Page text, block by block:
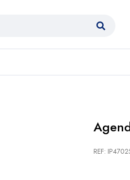
REF: